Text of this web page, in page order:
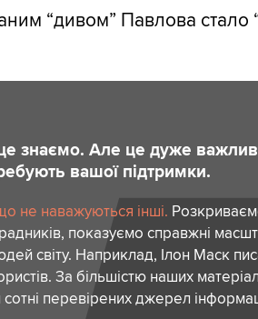
“дивом” Павлова стало
знаємо. Але це дуже
вашої підтримки.
не наважуються інші.
показуємо справжні
світу. Наприклад, Ілон Маск
За більшістю наших
сотні перевірених джерел